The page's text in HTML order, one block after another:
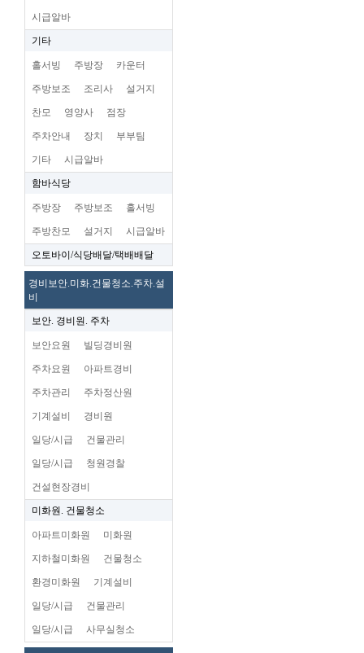
시급알바
기타
홀서빙 주방장 카운터
주방보조 조리사 설거지
찬모 영양사 점장
주차안내 장치 부부팀
기타 시급알바
함바식당
주방장 주방보조 홀서빙
주방찬모 설거지 시급알바
오토바이/식당배달/택배배달
경비보안.미화.건물청소.주차.설
비
보안. 경비원. 주차
보안요원 빌딩경비원
주차요원 아파트경비
주차관리 주차정산원
기계설비 경비원
일당/시급 건물관리
일당/시급 청원경찰
건설현장경비
미화원. 건물청소
아파트미화원 미화원
지하철미화원 건물청소
환경미화원 기계설비
일당/시급 건물관리
일당/시급 사무실청소